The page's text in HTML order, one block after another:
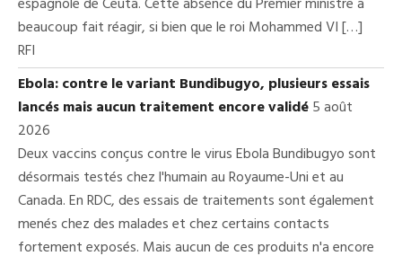
beaucoup fait réagir, si bien que le roi Mohammed VI […]
RFI
Ebola: contre le variant Bundibugyo, plusieurs essais
lancés mais aucun traitement encore validé5 août
2026
Deux vaccins conçus contre le virus Ebola Bundibugyo sont
désormais testés chez l'humain au Royaume-Uni et au
Canada. En RDC, des essais de traitements sont également
menés chez des malades et chez certains contacts
fortement exposés. Mais aucun de ces produits n'a encore